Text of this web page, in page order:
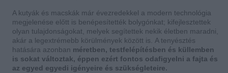
A kutyák és macskák már évezredekkel a modern technológia
megjelenése előtt is benépesítették bolygónkat; kifejlesztettek
olyan tulajdonságokat, melyek segítettek nekik életben maradni,
akár a legextrémebb körülmények között is. A tenyésztés
hatására azonban méretben, testfelépítésben és küllemben
is sokat változtak, éppen ezért fontos odafigyelni a fajta és
az egyed egyedi igényeire és szükségleteire.